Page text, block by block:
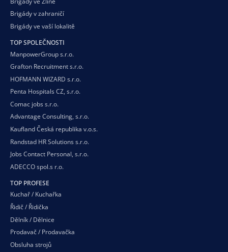
Brigády v zahraničí
Brigády ve vaší lokalitě
TOP SPOLEČNOSTI
ManpowerGroup s.r.o.
Grafton Recruitment s.r.o.
HOFMANN WIZARD s.r.o.
Penta Hospitals CZ, s.r.o.
Comac jobs s.r.o.
Advantage Consulting, s.r.o.
Kaufland Česká republika v.o.s.
Randstad HR Solutions s.r.o.
Jobs Contact Personal, s.r.o.
ADECCO spol.s r.o.
TOP PROFESE
Kuchař / Kuchařka
Řidič / Řidička
Dělník / Dělnice
Prodavač / Prodavačka
Obsluha strojů